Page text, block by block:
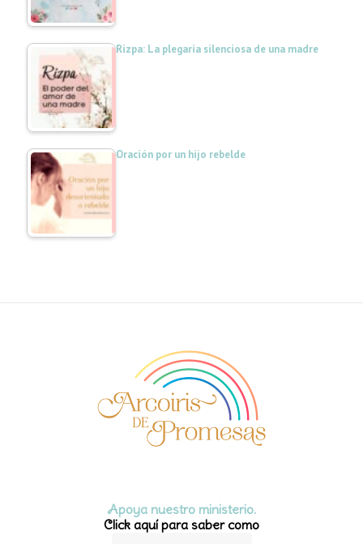
Rizpa: La plegaria silenciosa de una madre
Oración por un hijo rebelde
Apoya nuestro ministerio.
Click aquí para saber como